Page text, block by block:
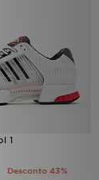
1
Desconto 43%